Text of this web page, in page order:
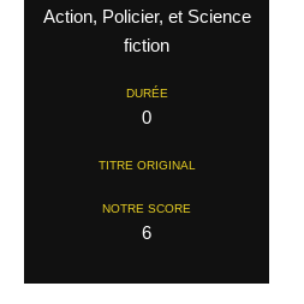
Action, Policier, et Science
fiction
DURÉE
0
TITRE ORIGINAL
NOTRE SCORE
6